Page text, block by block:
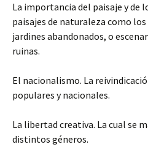
La importancia del paisaje y de
paisajes de naturaleza como
jardines abandonados, o
ruinas.
El nacionalismo. La
populares y nacionales.
La libertad creativa. La cual se
distintos géneros.